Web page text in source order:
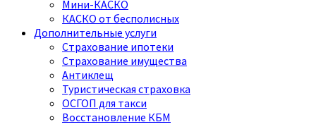
Мини-КАСКО
КАСКО от бесполисных
Дополнительные услуги
Страхование ипотеки
Страхование имущества
Антиклещ
Туристическая страховка
ОСГОП для такси
Восстановление КБМ